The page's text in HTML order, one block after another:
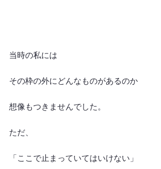
当時の私には
その枠の外にどんなものがあるのか
想像もつきませんでした。
ただ、
「ここで止まっていてはいけない」